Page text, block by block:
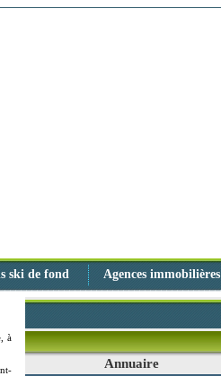
ski de fond Agences immobilières
à
Annuaire